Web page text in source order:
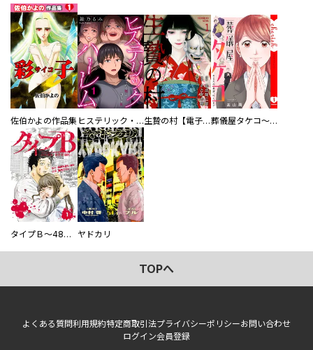
佐伯かよの作品集 ヒステリック・ハーレム～搾られる男と堕ちる女～【電子単行本版】 生贄の村【電子単行本版】 葬儀屋タケコ～あなたの最期、叶えます【電子単行本版】
タイプＢ～48時間後、致死率100％～【単話】 ヤドカリ
TOPへ
よくある質問利用規約特定商取引法プライバシーポリシーお問い合わせ
ログイン会員登録